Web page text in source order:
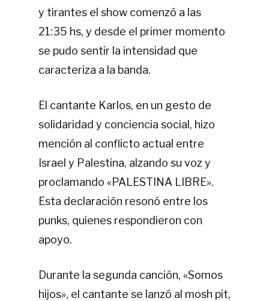
y tirantes el show comenzó a las
21:35 hs, y desde el primer momento
se pudo sentir la intensidad que
caracteriza a la banda.
El cantante Karlos, en un gesto de
solidaridad y conciencia social, hizo
mención al conflicto actual entre
Israel y Palestina, alzando su voz y
proclamando «PALESTINA LIBRE».
Esta declaración resonó entre los
punks, quienes respondieron con
apoyo.
Durante la segunda canción, «Somos
hijos», el cantante se lanzó al mosh pit,